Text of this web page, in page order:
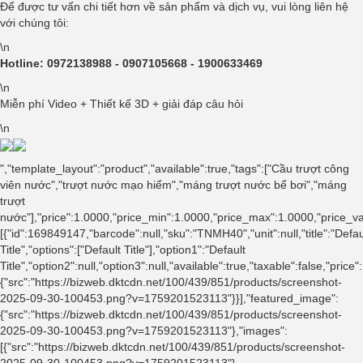
Để được tư vấn chi tiết hơn về sản phẩm và dịch vụ, vui lòng liên hệ
với chúng tôi:
\n
Hotline: 0972138988 - 0907105668 - 1900633469
\n
Miễn phí Video + Thiết kế 3D + giải đáp câu hỏi
\n
","template_layout":"product","available":true,"tags":["Cầu trượt công
viên nước","trượt nước mạo hiểm","máng trượt nước bể bơi","máng
trượt
Title","options":["Default Title"],"option1":"Default
{"src":"https://bizweb.dktcdn.net/100/439/851/products/screenshot-
2025-09-30-100453.png?v=1759201523113"}}],"featured_image":
{"src":"https://bizweb.dktcdn.net/100/439/851/products/screenshot-
2025-09-30-100453.png?v=1759201523113"},"images":
[{"src":"https://bizweb.dktcdn.net/100/439/851/products/screenshot-